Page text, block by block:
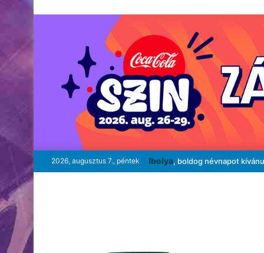
2026, augusztus 7., péntek Ibolya, boldog névnapot